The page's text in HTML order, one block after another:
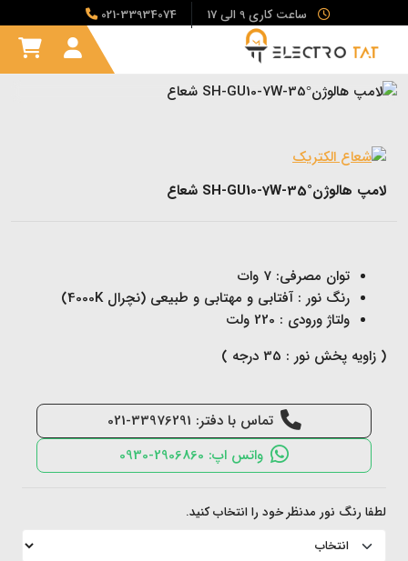
ساعت کاری 9 الی 17 021-33934074
لامپ هالوژنSH-GU10-7W-35° شعاع
توان مصرفی: 7 وات
رنگ نور : آفتابی و مهتابی و طبیعی (نچرال 4000K)
ولتاژ ورودی : 220 ولت
( زاویه پخش نور : 35 درجه )
تماس با دفتر: 33976291-021
واتس اپ: 2906860-0930
لطفا رنگ نور مدنظر خود را انتخاب کنید.